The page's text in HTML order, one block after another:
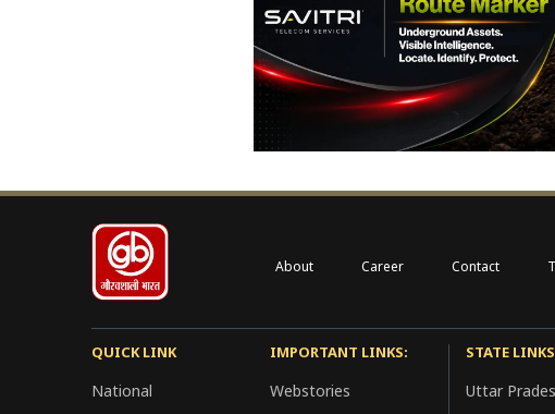
About Career Contact
QUICK LINK
National
IMPORTANT LINKS:
Webstories
STATE LINKS
Uttar